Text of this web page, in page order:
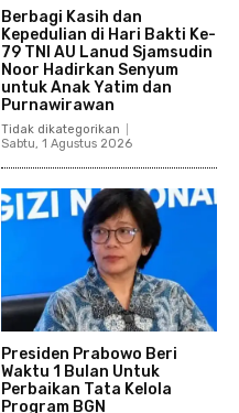
Berbagi Kasih dan
Kepedulian di Hari Bakti Ke-
79 TNI AU Lanud Sjamsudin
Noor Hadirkan Senyum
untuk Anak Yatim dan
Purnawirawan
Tidak dikategorikan
Sabtu, 1 Agustus 2026
Presiden Prabowo Beri
Waktu 1 Bulan Untuk
Perbaikan Tata Kelola
Program BGN